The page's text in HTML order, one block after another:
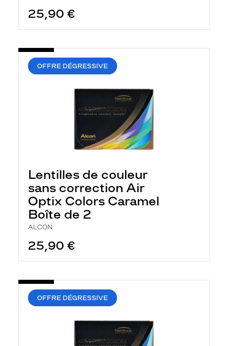
25,90 €
OFFRE DÉGRESSIVE
Lentilles de couleur
sans correction Air
Optix Colors Caramel
Boîte de 2
ALCON
25,90 €
OFFRE DÉGRESSIVE